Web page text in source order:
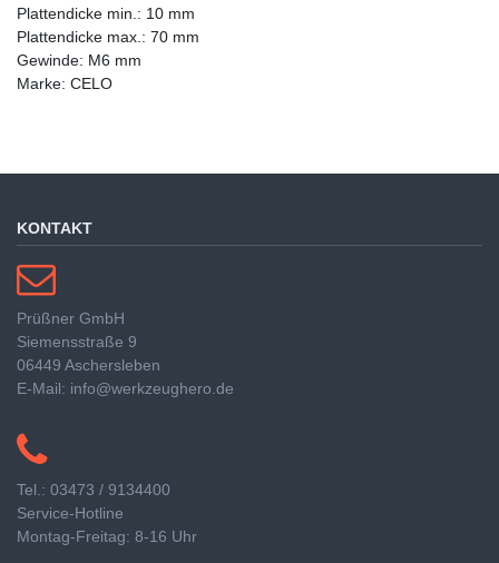
Plattendicke min.: 10 mm
Plattendicke max.: 70 mm
Gewinde: M6 mm
Marke: CELO
KONTAKT
Prüßner GmbH
Siemensstraße 9
06449 Aschersleben
E-Mail: info@werkzeughero.de
Tel.: 03473 / 9134400
Service-Hotline
Montag-Freitag: 8-16 Uhr